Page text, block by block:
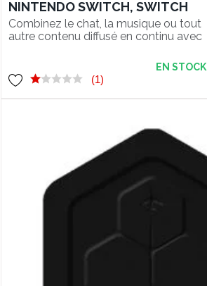
NINTENDO SWITCH, SWITCH
LITE, PS5, PS4, XBOX SERIES X/S
& XBOX ONE
Combinez le chat, la musique ou tout
autre contenu diffusé en continu avec
(1)
EN STOCK